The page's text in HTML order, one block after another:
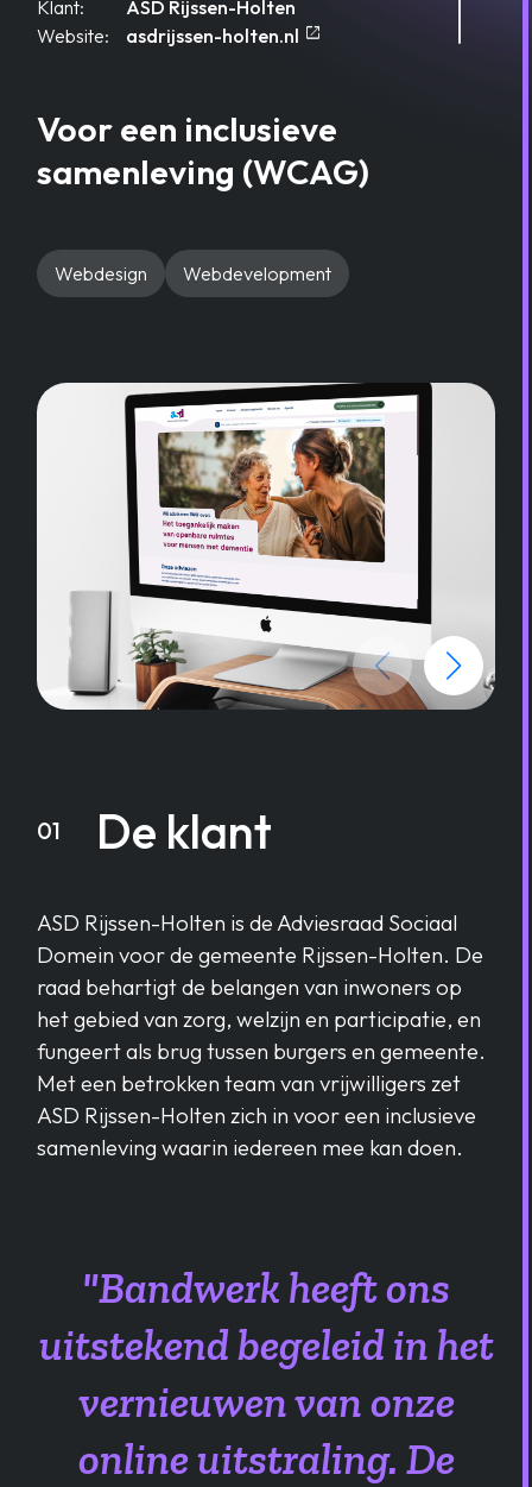
Klant:
ASD Rijssen-Holten
Website:
asdrijssen-holten.nl open_in_new
Voor een inclusieve
samenleving (WCAG)
Webdesign Webdevelopment
01 De klant
ASD Rijssen-Holten is de Adviesraad Sociaal
Domein voor de gemeente Rijssen-Holten. De
raad behartigt de belangen van inwoners op
het gebied van zorg, welzijn en participatie, en
fungeert als brug tussen burgers en gemeente.
Met een betrokken team van vrijwilligers zet
ASD Rijssen-Holten zich in voor een inclusieve
samenleving waarin iedereen mee kan doen.
"Bandwerk heeft ons
uitstekend begeleid in het
vernieuwen van onze
online uitstraling. De